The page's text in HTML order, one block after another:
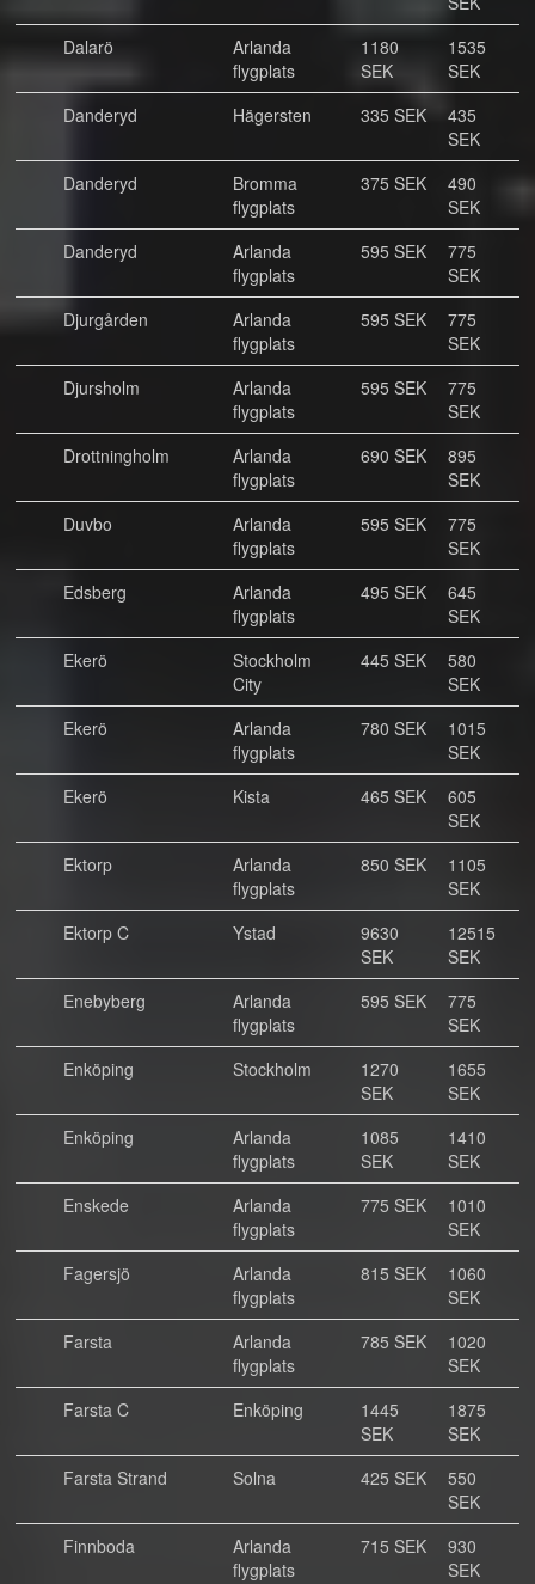
Dalarö
Arlanda
flygplats
1180
SEK
1535
SEK
Danderyd
Hägersten 335 SEK
435
SEK
Danderyd
Bromma
flygplats
375 SEK
490
SEK
Danderyd
Arlanda
flygplats
595 SEK
775
SEK
Djurgården
Arlanda
flygplats
595 SEK
775
SEK
Djursholm
Arlanda
flygplats
595 SEK
775
SEK
Drottningholm
Arlanda
flygplats
690 SEK
895
SEK
Duvbo
Arlanda
flygplats
595 SEK
775
SEK
Edsberg
Arlanda
flygplats
495 SEK
645
SEK
Ekerö
Stockholm
City
445 SEK
580
SEK
Ekerö
Arlanda
flygplats
780 SEK
1015
SEK
Ekerö
Kista 465 SEK
605
SEK
Ektorp
Arlanda
flygplats
850 SEK
1105
SEK
Ektorp C
Ystad
9630
SEK
12515
SEK
Enebyberg
Arlanda
flygplats
595 SEK
775
SEK
Enköping
Stockholm
1270
SEK
1655
SEK
Enköping
Arlanda
flygplats
1085
SEK
1410
SEK
Enskede
Arlanda
flygplats
775 SEK
1010
SEK
Fagersjö
Arlanda
flygplats
815 SEK
1060
SEK
Farsta
Arlanda
flygplats
785 SEK
1020
SEK
Farsta C
Enköping
1445
SEK
1875
SEK
Farsta Strand
Solna 425 SEK
550
SEK
Finnboda
Arlanda
flygplats
715 SEK
930
SEK